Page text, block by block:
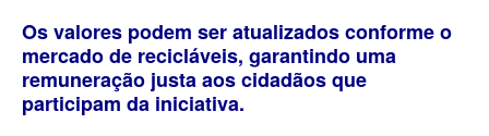
Os valores podem ser atualizados conforme o
mercado de recicláveis, garantindo uma
remuneração justa aos cidadãos que
participam da iniciativa.